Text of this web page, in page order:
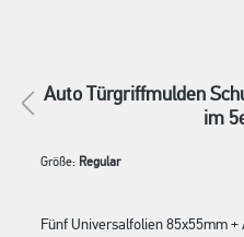
Auto Türgriffmulden
im
Größe: Regular
Fünf Universalfolien 85x55mm +